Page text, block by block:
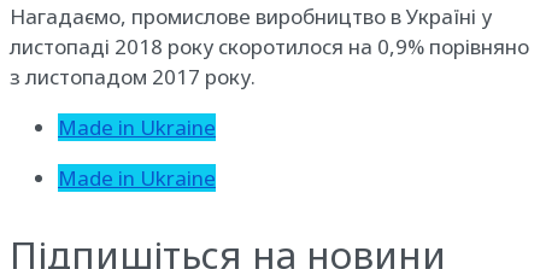
Нагадаємо, промислове виробництво в Україні у
листопаді 2018 року скоротилося на 0,9% порівняно
з листопадом 2017 року.
Made in Ukraine
Made in Ukraine
Підпишіться на новини